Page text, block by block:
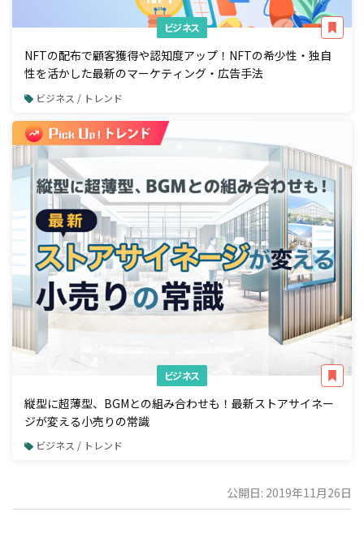
ビジネス
NFTの配布で顧客獲得や認知度アップ！NFTの希少性・独自
性を活かした最新のマーケティング・広告手法
ビジネス / トレンド
ビジネス
縦型に超薄型、BGMとの組み合わせも！最新ストアサイネー
ジが変える小売りの常識
ビジネス / トレンド
公開日: 2019年11月26日